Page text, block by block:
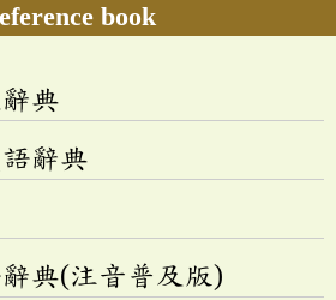
book
典
辭典
典(注音普及版)